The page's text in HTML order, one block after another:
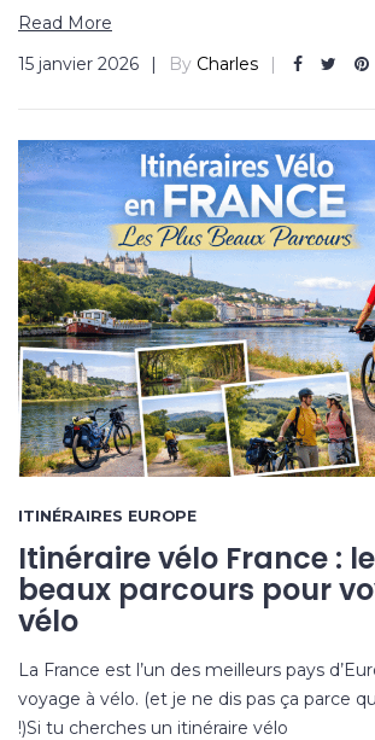
Read More
15 janvier 2026
By Charles
ITINÉRAIRES EUROPE
Itinéraire vélo France :
beaux parcours pour
vélo
La France est l’un des meilleurs pays
voyage à vélo. (et je ne dis pas ça parce
!)Si tu cherches un itinéraire vélo